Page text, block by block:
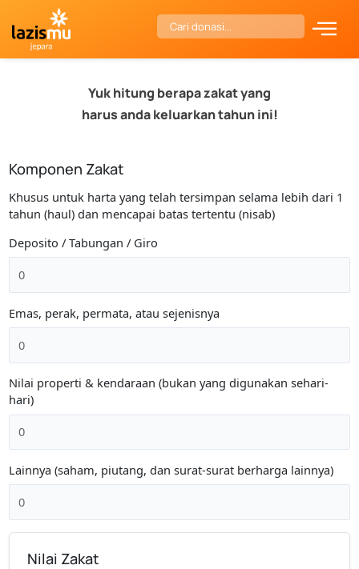
content
Search
Yuk hitung berapa zakat yang
harus anda keluarkan tahun ini!
Komponen Zakat
Khusus untuk harta yang telah tersimpan selama lebih dari 1
tahun (haul) dan mencapai batas tertentu (nisab)
Deposito / Tabungan / Giro
Emas, perak, permata, atau sejenisnya
Nilai properti & kendaraan (bukan yang digunakan sehari-
hari)
Lainnya (saham, piutang, dan surat-surat berharga lainnya)
Nilai Zakat